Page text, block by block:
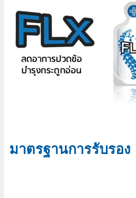
มาตรฐานการรับรอง